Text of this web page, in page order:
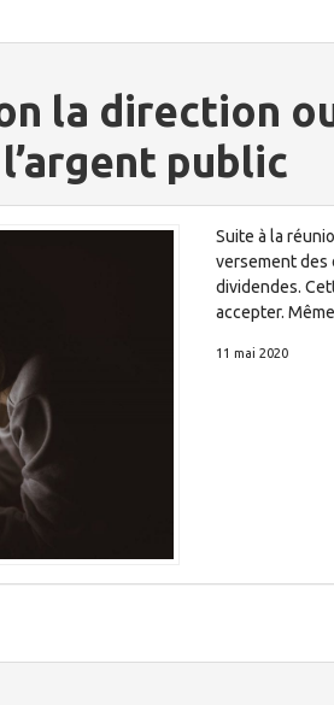
la direction
public
Suite à la
versement des
dividendes.
accepter.
11 mai 2020